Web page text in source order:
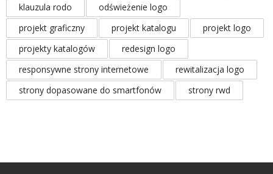
klauzula rodo
odświeżenie logo
projekt graficzny
projekt katalogu
projekt logo
projekty katalogów
redesign logo
responsywne strony internetowe
rewitalizacja logo
strony dopasowane do smartfonów
strony rwd